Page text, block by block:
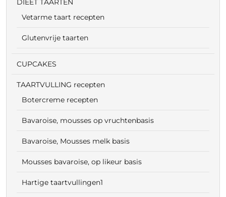
DIEET TAARTEN
Vetarme taart recepten
Glutenvrije taarten
CUPCAKES
TAARTVULLING recepten
Botercreme recepten
Bavaroise, mousses op vruchtenbasis
Bavaroise, Mousses melk basis
Mousses bavaroise, op likeur basis
Hartige taartvullingen1